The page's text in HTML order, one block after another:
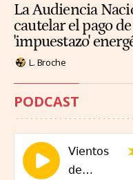
La Audiencia
cautelar el pago
'impuestazo'
L. Broche
PODCAST